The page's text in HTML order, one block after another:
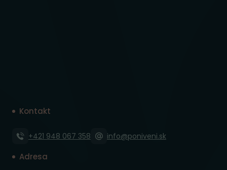
Kontakt
+421 948 067 358 info@poniveni.sk
Adresa